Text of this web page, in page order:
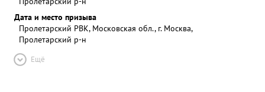
Дата и место призыва
Пролетарский РВК, Московская обл., г. Москва,
Пролетарский р-н
Ещё